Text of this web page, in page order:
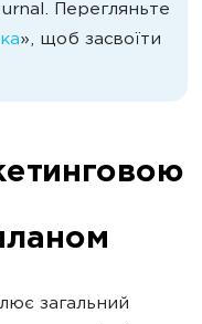
Перегляньте
», щоб засвоїти
загальний